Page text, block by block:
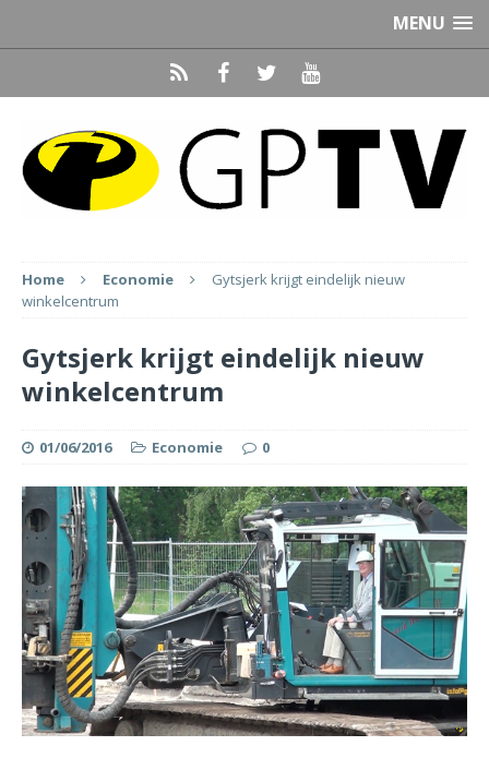
MENU
Home Economie
Gytsjerk krijgt eindelijk nieuw
winkelcentrum
Gytsjerk krijgt eindelijk nieuw
winkelcentrum
01/06/2016 Economie 0